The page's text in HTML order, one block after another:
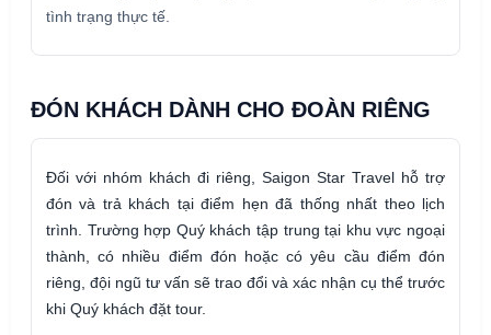
tình trạng thực tế.
ĐÓN KHÁCH DÀNH CHO ĐOÀN RIÊNG
Đối với nhóm khách đi riêng, Saigon Star Travel hỗ trợ
đón và trả khách tại điểm hẹn đã thống nhất theo lịch
trình. Trường hợp Quý khách tập trung tại khu vực ngoại
thành, có nhiều điểm đón hoặc có yêu cầu điểm đón
riêng, đội ngũ tư vấn sẽ trao đổi và xác nhận cụ thể trước
khi Quý khách đặt tour.